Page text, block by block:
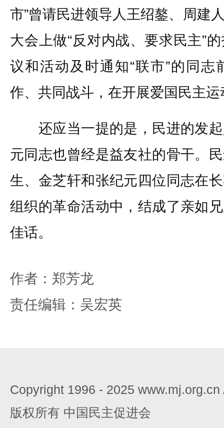
市”曾请民进领导人王绍鏊、周建
大会上做“反对内战、要求民主”
议和活动及时通知“联市”的同
作、共同战斗，在开展爱国民主
还应当一提的是，民进的发起
元同志也曾经是益友社的骨干。
生、金芝轩和张纪元四位同志在
组织的革命活动中，结成了亲如
佳话。
作者：郑芳龙
责任编辑：吴宏英
Copyright 1996 - 2025
版权所有 中国民主促进会